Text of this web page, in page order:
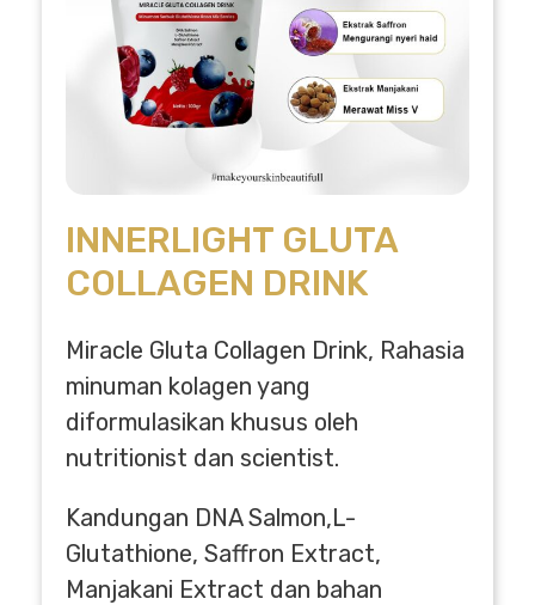
INNERLIGHT GLUTA
COLLAGEN DRINK
Miracle Gluta Collagen Drink, Rahasia
minuman kolagen yang
diformulasikan khusus oleh
nutritionist dan scientist.
Kandungan DNA Salmon,L-
Glutathione, Saffron Extract,
Manjakani Extract dan bahan